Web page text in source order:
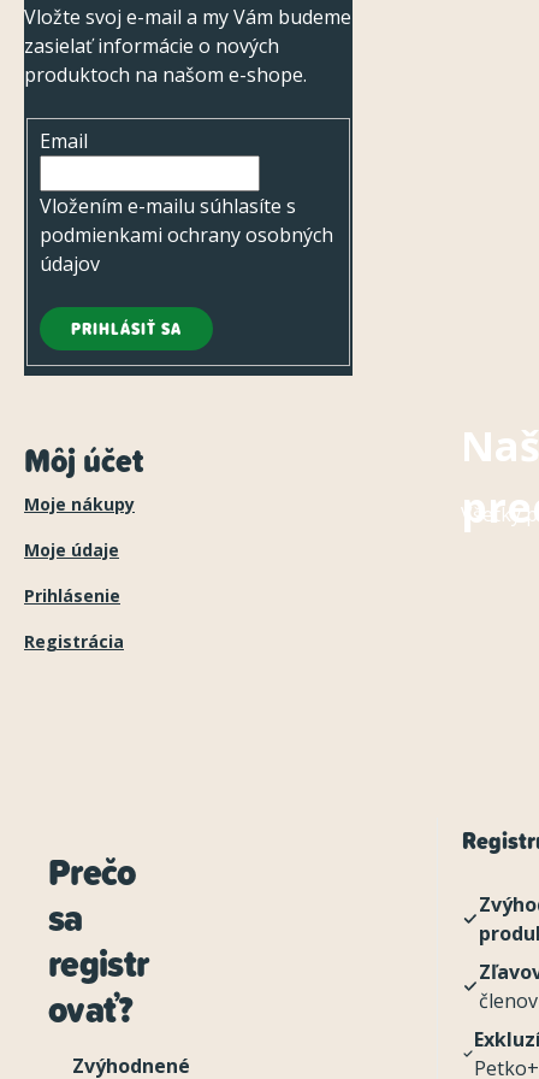
Vložte svoj e-mail a my Vám budeme
zasielať informácie o nových
produktoch na našom e-shope.
Email
Vložením e-mailu súhlasíte s
podmienkami ochrany osobných
údajov
PRIHLÁSIŤ SA
Môj účet
Moje nákupy
Moje údaje
Prihlásenie
Registrácia
Všetky
Prečo
sa
registr
ovať?
Zvýhodnené
členov